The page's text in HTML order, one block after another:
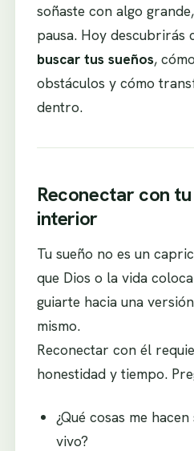
soñaste con algo
pausa. Hoy descubrirás
buscar tus sueños,
obstáculos y cómo
dentro.
Reconectar con
interior
Tu sueño no es un
que Dios o la vida
guiarte hacia una
mismo.
Reconectar con él
honestidad y tiempo.
¿Qué cosas me
vivo?